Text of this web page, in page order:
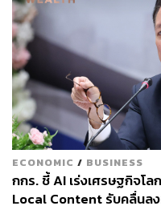
3.‘สนใจสิ่งแวดล้อม’ เพรา
จากพ่อแม่ Gen Y และ
โดยข้อมูลของศูนย์วิจัย
Millennials และ 67% ขอ
เปลี่ยนแปลงสภาพภูมิอาก
อนาคต เมื่อสภาพภูมิอาก
ดำรงชีวิตในหลากหลายป
โคลนถล่ม ทำให้ Gen
ตระหนักมากกว่า Gen ก่อ
ECONOMIC / BUSINESS
กกร. ชี้ AI เร่งเศรษฐกิจโ
Local Content รับคลื่นล